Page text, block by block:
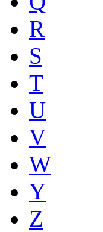
R
S
T
U
V
W
Y
Z